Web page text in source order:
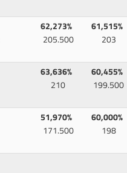
62,273%
205.500
61,515%
203
63,636%
210
60,455%
199.500
51,970%
171.500
60,000%
198